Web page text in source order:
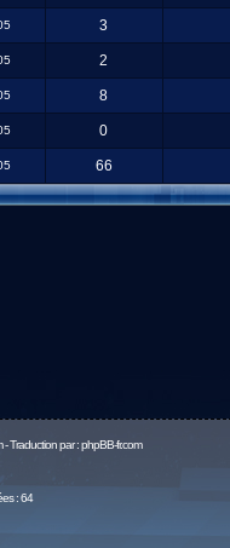
3
2
8
0
66
Traduction par :phpBB-fr.com
: 64